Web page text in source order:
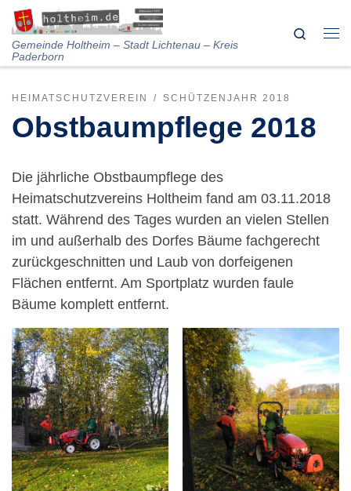
Skip to content
Gemeinde Holtheim – Stadt Lichtenau – Kreis
Paderborn
Search
HEIMATSCHUTZVEREIN SCHÜTZENJAHR 2018
Obstbaumpflege 2018
Die jährliche Obstbaumpflege des
Heimatschutzvereins Holtheim fand am 03.11.2018
statt. Während des Tages wurden an vielen Stellen
im und außerhalb des Dorfes Bäume fachgerecht
zurückgeschnitten und Laub von dorfeigenen
Flächen entfernt. Am Sportplatz wurden faule
Bäume komplett entfernt.